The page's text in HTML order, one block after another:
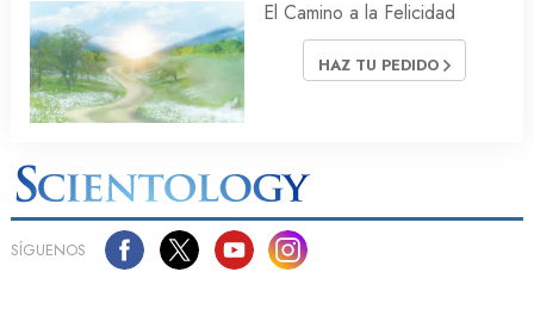
El Camino a la Felicidad
HAZ TU PEDIDO
SÍGUENOS